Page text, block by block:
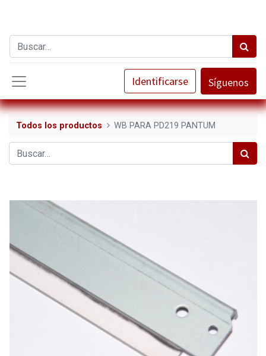
Identificarse Síguenos
Todos los productos WB PARA PD219 PANTUM